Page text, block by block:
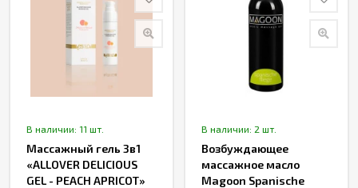
В наличии: 11 шт.
Массажный гель 3в1
«ALLOVER DELICIOUS
GEL - PEACH APRICOT»
В наличии: 2 шт.
Возбуждающее
массажное масло
Magoon Spanische